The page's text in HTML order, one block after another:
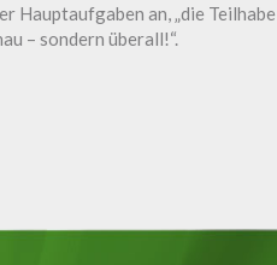
Hauptaufgaben an, „die
– sondern überall!“.